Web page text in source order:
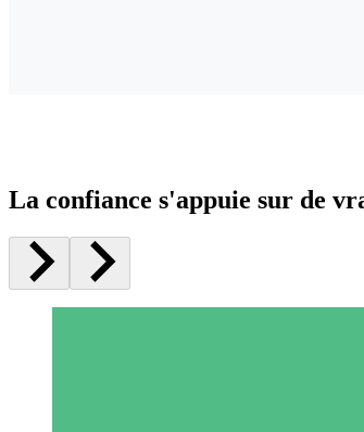
La confiance s'appuie sur de